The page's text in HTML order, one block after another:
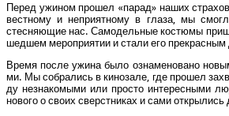
Перед ужи­ном про­шел «парад» наших
вест­но­му и непри­ят­но­му в гла­за, мы
стес­ня­ю­щие нас. Само­дель­ные костю­мы
шед­шем меро­при­я­тии и ста­ли его
Вре­мя после ужи­на было озна­ме­но­ва­но
ми. Мы собра­лись в кино­за­ле, где про­шел
ду незна­ко­мы­ми или про­сто инте­рес­ны­ми
ново­го о сво­их сверст­ни­ках и сами откры­лись